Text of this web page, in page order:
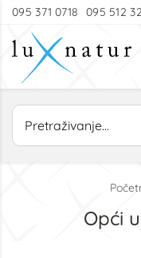
095 371 0718 095 512
Opći